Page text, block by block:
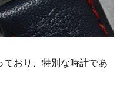
おり、特別な時計であ